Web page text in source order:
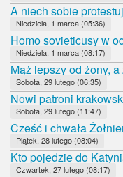
A niech sobie
Niedziela, 1 marca (05:36)
Homo sovieticusy w
Niedziela, 1 marca (08:17)
Mąż lepszy od żony,
Sobota, 29 lutego (06:35)
Nowi patroni
Sobota, 29 lutego (11:47)
Cześć i chwała
Piątek, 28 lutego (08:04)
Kto pojedzie do
Czwartek, 27 lutego (08:17)